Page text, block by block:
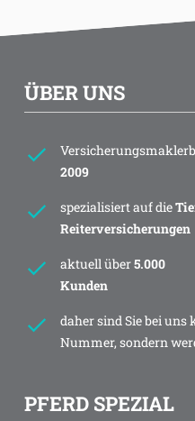
ÜBER UNS
2009
spezialisiert auf die
Reiterversicherungen
aktuell über5.000
Kunden
daher sind Sie bei uns
Nummer, sondern
PFERD SPEZIAL